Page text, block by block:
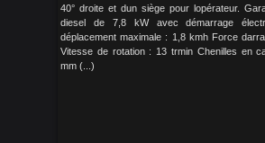
40° droite et dun siège pour lopérateur.
diesel de 7,8 kW avec démarrage
déplacement maximale : 1,8 kmh Force
Vitesse de rotation : 13 trmin Chenilles en
mm (...)